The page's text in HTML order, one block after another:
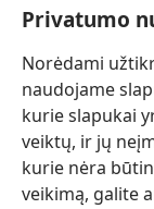
Privatumo
Norėdami
naudojame
kurie slapukai
veiktų, ir jų
kurie nėra
veikimą, galite
(atsiveria
naujas
langas)Sargybos
(atsiveria
naujas
langas)JW Hub ®
(atsiveria
naujas
langas)JW Library